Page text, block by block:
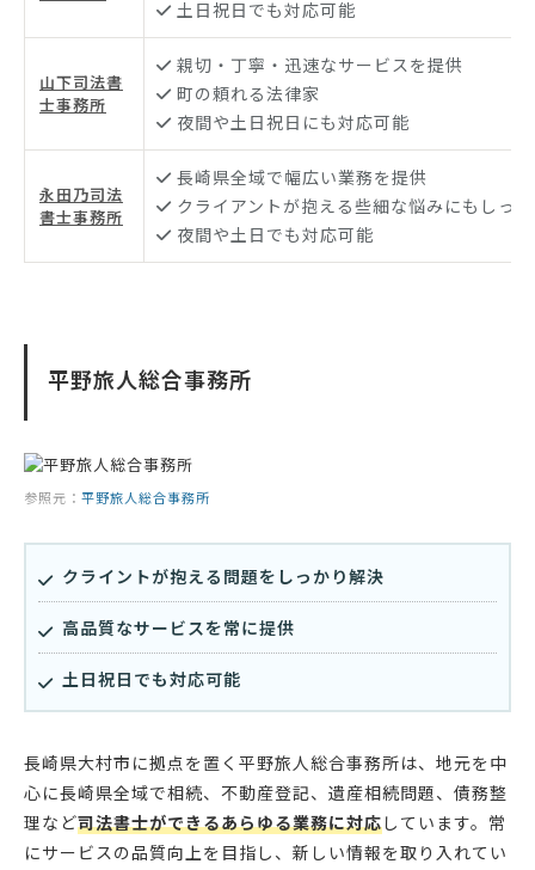
土日祝日でも対応可能
山下司法書
士事務所
親切・丁寧・迅速なサービスを提供
町の頼れる法律家
夜間や土日祝日にも対応可能
永田乃司法
書士事務所
長崎県全域で幅広い業務を提供
クライアントが抱える些細な悩みにもしっ
夜間や土日でも対応可能
平野旅人総合事務所
参照元： 平野旅人総合事務所
クライントが抱える問題をしっかり解決
高品質なサービスを常に提供
土日祝日でも対応可能
長崎県大村市に拠点を置く平野旅人総合事務所は、地元を中
心に長崎県全域で相続、不動産登記、遺産相続問題、債務整
理など司法書士ができるあらゆる業務に対応しています。常
にサービスの品質向上を目指し、新しい情報を取り入れてい